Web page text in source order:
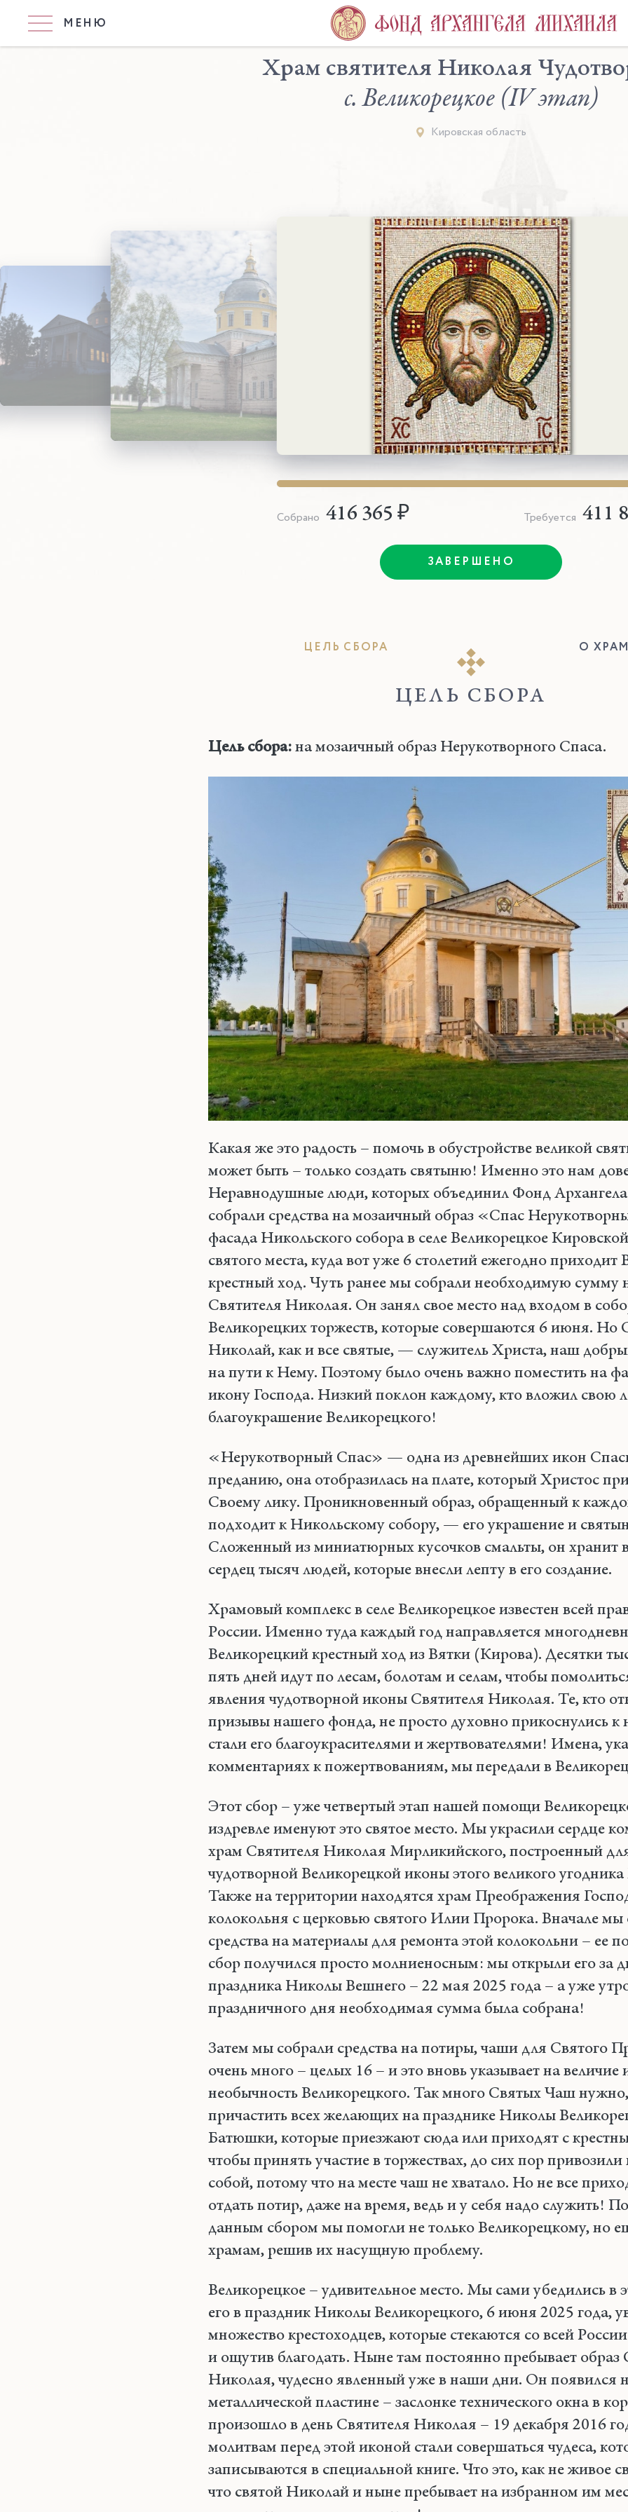
МЕНЮ
Храм святителя Николая
с. Великорецкое (IV этап)
Кировская область
Собрано 416 365 ₽ Требуется 411
ЗАВЕРШЕНО
ЦЕЛЬ СБОРА О
ЦЕЛЬ СБОРА
Цель сбора: на мозаичный образ Нерукотворного Спаса.
Какая же это радость – помочь в обустройстве великой
может быть – только создать святыню! Именно это нам
Неравнодушные люди, которых объединил Фонд
собрали средства на мозаичный образ «Спас
фасада Никольского собора в селе Великорецкое
святого места, куда вот уже 6 столетий ежегодно приходит
крестный ход. Чуть ранее мы собрали необходимую сумму
Святителя Николая. Он занял свое место над входом в
Великорецких торжеств, которые совершаются 6 июня. Но
Николай, как и все святые, — служитель Христа, наш
на пути к Нему. Поэтому было очень важно поместить на
икону Господа. Низкий поклон каждому, кто вложил свою
благоукрашение Великорецкого!
«Нерукотворный Спас» — одна из древнейших икон
преданию, она отобразилась на плате, который Христос
Своему лику. Проникновенный образ, обращенный к
подходит к Никольскому собору, — его украшение и
Сложенный из миниатюрных кусочков смальты, он хранит в
сердец тысяч людей, которые внесли лепту в его создание.
Храмовый комплекс в селе Великорецкое известен всей
России. Именно туда каждый год направляется
Великорецкий крестный ход из Вятки (Кирова). Десятки
пять дней идут по лесам, болотам и селам, чтобы
явления чудотворной иконы Святителя Николая. Те, кто
призывы нашего фонда, не просто духовно прикоснулись к
стали его благоукрасителями и жертвователями! Имена,
комментариях к пожертвованиям, мы передали в
Этот сбор – уже четвертый этап нашей помощи
издревле именуют это святое место. Мы украсили сердце
храм Святителя Николая Мирликийского, построенный
чудотворной Великорецкой иконы этого великого
Также на территории находятся храм Преображения
колокольня с церковью святого Илии Пророка. Вначале мы
средства на материалы для ремонта этой колокольни – ее
сбор получился просто молниеносным: мы открыли его за
праздника Николы Вешнего – 22 мая 2025 года – а уже
праздничного дня необходимая сумма была собрана!
Затем мы собрали средства на потиры, чаши для Святого
очень много – целых 16 – и это вновь указывает на величие
необычность Великорецкого. Так много Святых Чаш
причастить всех желающих на празднике Николы
Батюшки, которые приезжают сюда или приходят с
чтобы принять участие в торжествах, до сих пор
собой, потому что на месте чаш не хватало. Но не все
отдать потир, даже на время, ведь и у себя надо служить!
данным сбором мы помогли не только Великорецкому, но
храмам, решив их насущную проблему.
Великорецкое – удивительное место. Мы сами убедились в
его в праздник Николы Великорецкого, 6 июня 2025 года,
множество крестоходцев, которые стекаются со всей
и ощутив благодать. Ныне там постоянно пребывает образ
Николая, чудесно явленный уже в наши дни. Он появился
металлической пластине – заслонке технического окна в
произошло в день Святителя Николая – 19 декабря 2016
молитвам перед этой иконой стали совершаться чудеса,
записываются в специальной книге. Что это, как не живое
что святой Николай и ныне пребывает на избранном им